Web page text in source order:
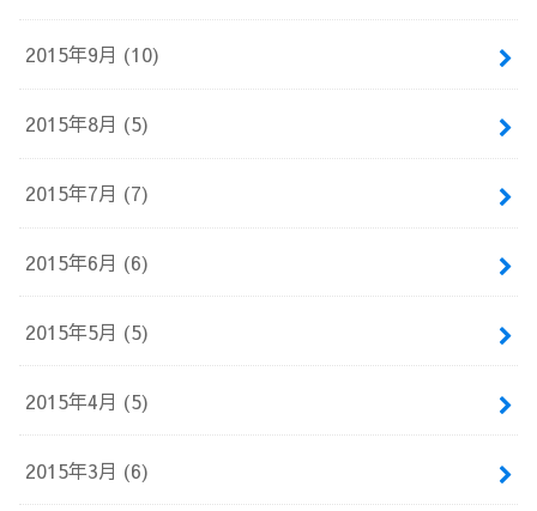
2015年9月 (10)
2015年8月 (5)
2015年7月 (7)
2015年6月 (6)
2015年5月 (5)
2015年4月 (5)
2015年3月 (6)